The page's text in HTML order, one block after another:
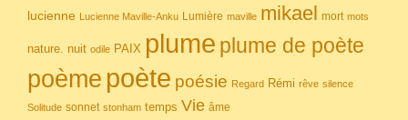
lucienne Lucienne Maville-Anku Lumière maville mikael mort mots
nature. nuit odile PAIX plume plume de poète
poème poète poésie Regard Rémi rêve silence
Solitude sonnet stonham temps Vie âme